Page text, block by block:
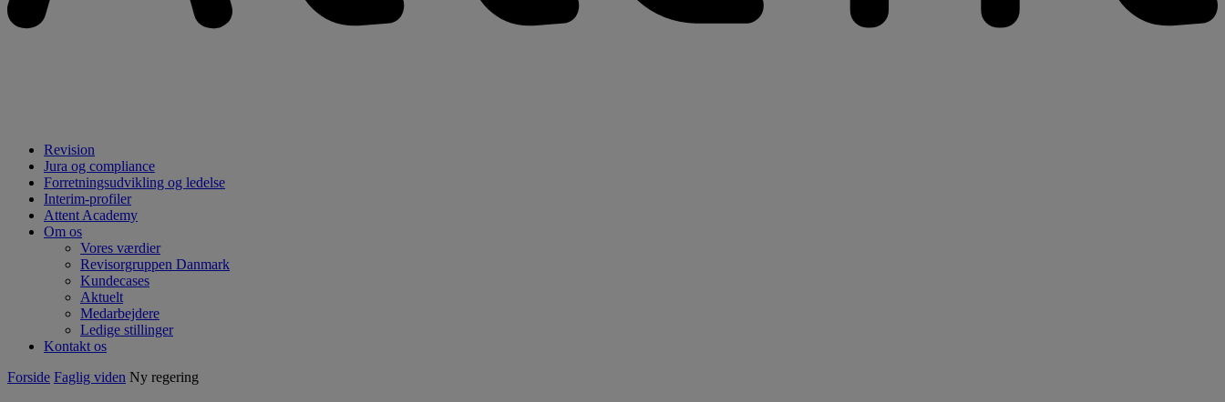
Revision
Jura og compliance
Forretningsudvikling og ledelse
Interim-profiler
Attent Academy
Om os
Vores værdier
Revisorgruppen Danmark
Kundecases
Aktuelt
Medarbejdere
Ledige stillinger
Kontakt os
Forside Faglig viden Ny regering